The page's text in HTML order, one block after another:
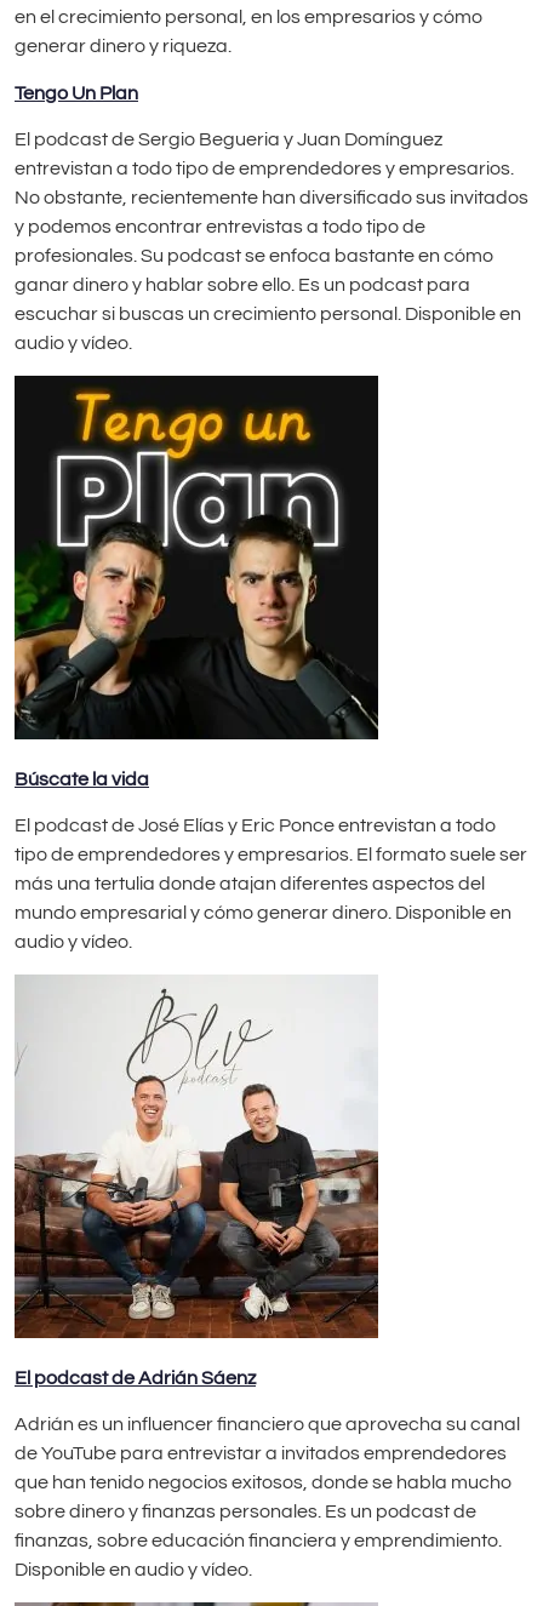
en el crecimiento personal, en los empresarios y cómo
generar dinero y riqueza.
Tengo Un Plan
El podcast de Sergio Begueria y Juan Domínguez
entrevistan a todo tipo de emprendedores y empresarios.
No obstante, recientemente han diversificado sus invitados
y podemos encontrar entrevistas a todo tipo de
profesionales. Su podcast se enfoca bastante en cómo
ganar dinero y hablar sobre ello. Es un podcast para
escuchar si buscas un crecimiento personal. Disponible en
audio y vídeo.
Búscate la vida
El podcast de José Elías y Eric Ponce entrevistan a todo
tipo de emprendedores y empresarios. El formato suele ser
más una tertulia donde atajan diferentes aspectos del
mundo empresarial y cómo generar dinero. Disponible en
audio y vídeo.
El podcast de Adrián Sáenz
Adrián es un influencer financiero que aprovecha su canal
de YouTube para entrevistar a invitados emprendedores
que han tenido negocios exitosos, donde se habla mucho
sobre dinero y finanzas personales. Es un podcast de
finanzas, sobre educación financiera y emprendimiento.
Disponible en audio y vídeo.